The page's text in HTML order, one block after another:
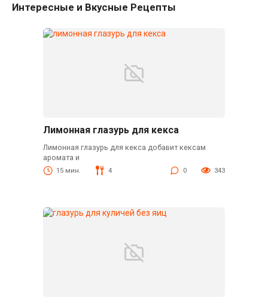
Интересные и Вкусные Рецепты
Лимонная глазурь для кекса
Лимонная глазурь для кекса добавит кексам
аромата и
15 мин. 4 0 343